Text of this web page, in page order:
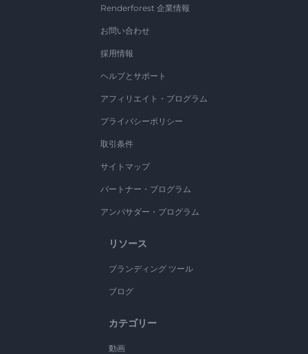
Renderforest 企業情報
お問い合わせ
採用情報
ヘルプとサポート
アフィリエイト・プログラム
プライバシーポリシー
取引条件
サイトマップ
パートナー・プログラム
アンバサダー・プログラム
リソース
ブランディング ツール
ブログ
カテゴリー
動画